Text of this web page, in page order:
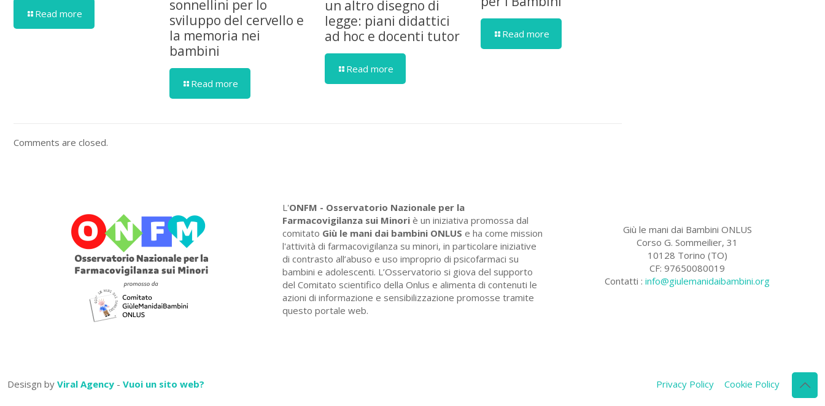
Read more
sonnellini per lo
sviluppo del cervello e
la memoria nei
bambini
Read more
un altro disegno di
legge: piani didattici
ad hoc e docenti tutor
Read more
Read more
Comments are closed.
L'ONFM - Osservatorio Nazionale per la
Farmacovigilanza sui Minori è un iniziativa promossa dal
comitato Giù le mani dai bambini ONLUS e ha come mission
l'attività di farmacovigilanza su minori, in particolare iniziative
di contrasto all’abuso e uso improprio di psicofarmaci su
bambini e adolescenti. L’Osservatorio si giova del supporto
del Comitato scientifico della Onlus e alimenta di contenuti le
azioni di informazione e sensibilizzazione promosse tramite
questo portale web.
Giù le mani dai Bambini ONLUS
Corso G. Sommeilier, 31
10128 Torino (TO)
CF: 97650080019
Contatti :info@giulemanidaibambini.org
Desisgn by Viral Agency - Vuoi un sito web? Privacy Policy Cookie Policy